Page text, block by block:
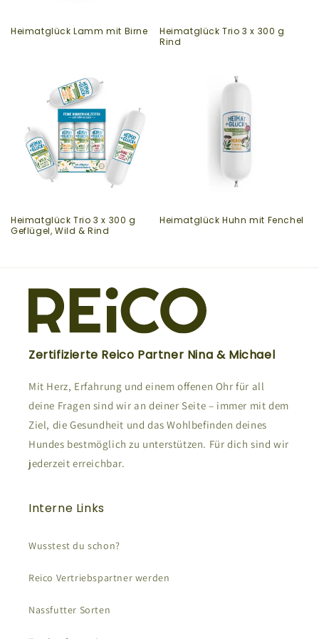
Heimatglück Lamm mit Birne
Heimatglück Trio 3 x 300 g
Rind
Heimatglück Trio 3 x 300 g
Geflügel, Wild & Rind
Heimatglück Huhn mit Fenchel
Zertifizierte Reico Partner Nina & Michael
Mit Herz, Erfahrung und einem offenen Ohr für all
deine Fragen sind wir an deiner Seite – immer mit dem
Ziel, die Gesundheit und das Wohlbefinden deines
Hundes bestmöglich zu unterstützen. Für dich sind wir
jederzeit erreichbar.
Interne Links
Wusstest du schon?
Reico Vertriebspartner werden
Nassfutter Sorten